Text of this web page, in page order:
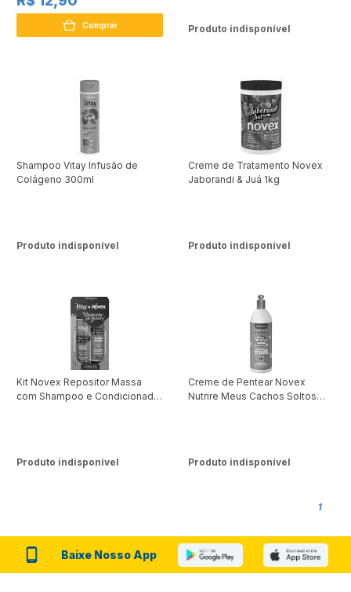
Comprar Produto indisponível
Shampoo Vitay Infusão de
Colágeno 300ml
Produto indisponível
Creme de Tratamento Novex
Jaborandi & Juá 1kg
Produto indisponível
Kit Novex Repositor Massa
com Shampoo e Condicionador
Produto indisponível
Creme de Pentear Novex
Nutrire Meus Cachos Soltos
Produto indisponível
1
Baixe Nosso App